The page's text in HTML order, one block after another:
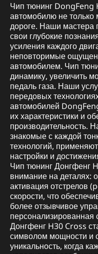
Чип тюнинг DongFeng
автомобилю не
дороге. Наши мастера
свои глубокие
усиления каждого
неповторимые
автомобилем. Чип
динамику, увеличить
педаль газа. Наши
передовых
автомобилей
их характеристики и
производительность.
знакомые с каждой
технологий,
настройки и
Чип тюнинг Донгфенг
внимание на деталях:
активация отстрелов
скорости, что
более отзывчивое
персонализированная
Донгфенг H30 Cross
символом мощности и
уникальность, когда